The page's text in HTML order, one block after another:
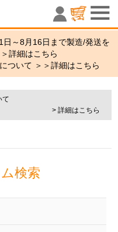
室名札・
日～8月16日まで製造/発送を
詳細はこちら
ついて ＞＞詳細はこちら
て
> 詳細はこちら
検索